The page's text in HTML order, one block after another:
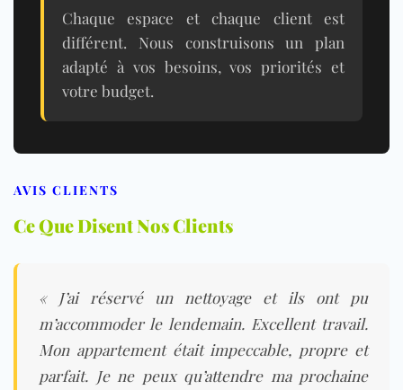
Chaque espace et chaque client est
différent. Nous construisons un plan
adapté à vos besoins, vos priorités et
votre budget.
AVIS CLIENTS
Ce Que Disent Nos Clients
« J’ai réservé un nettoyage et ils ont pu
m’accommoder le lendemain. Excellent travail.
Mon appartement était impeccable, propre et
parfait. Je ne peux qu’attendre ma prochaine